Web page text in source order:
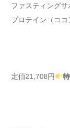
ファスティング
プロテイン（ココ
定価21,708円